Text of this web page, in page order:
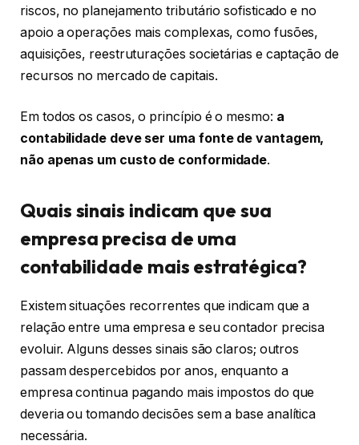
riscos, no planejamento tributário sofisticado e no
apoio a operações mais complexas, como fusões,
aquisições, reestruturações societárias e captação de
recursos no mercado de capitais.
Em todos os casos, o princípio é o mesmo: a
contabilidade deve ser uma fonte de vantagem,
não apenas um custo de conformidade.
Quais sinais indicam que sua
empresa precisa de uma
contabilidade mais estratégica?
Existem situações recorrentes que indicam que a
relação entre uma empresa e seu contador precisa
evoluir. Alguns desses sinais são claros; outros
passam despercebidos por anos, enquanto a
empresa continua pagando mais impostos do que
deveria ou tomando decisões sem a base analítica
necessária.